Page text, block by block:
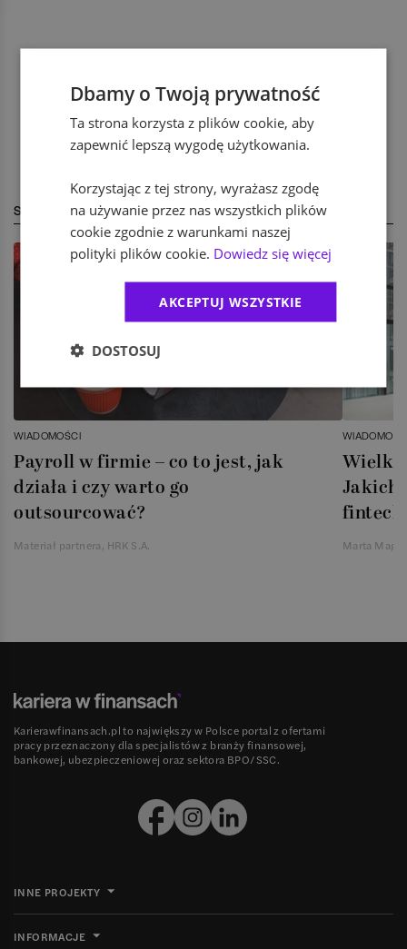
STREFA EKSPERTA
WIADOMOŚCI
Payroll w firmie – co to jest, jak
działa i czy warto go
outsourcować?
Materiał partnera, HRK S.A.
Jakich
Marta
Karierawfinansach.pl to największy w Polsce portal z ofertami
pracy przeznaczony dla specjalistów z branży finansowej,
bankowej, ubezpieczeniowej oraz sektora BPO/SSC.
INNE PROJEKTY
INFORMACJE
Dbamy o Twoją prywatność
Ta strona korzysta z plików cookie, aby
zapewnić lepszą wygodę użytkowania.
Korzystając z tej strony, wyrażasz zgodę
na używanie przez nas wszystkich plików
cookie zgodnie z warunkami naszej
polityki plików cookie. Dowiedz się więcej
AKCEPTUJ WSZYSTKIE
DOSTOSUJ